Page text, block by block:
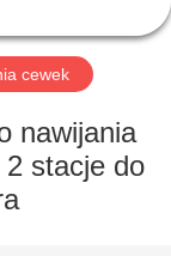
cewek
nawijania
stacje do